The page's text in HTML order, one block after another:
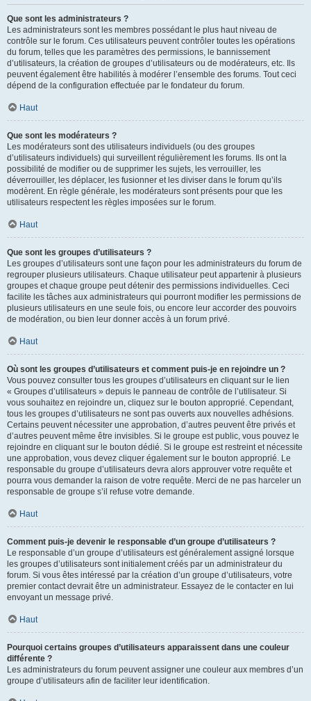
Que sont les administrateurs ?
Les administrateurs sont les membres possédant le plus haut niveau de
contrôle sur le forum. Ces utilisateurs peuvent contrôler toutes les opérations
du forum, telles que les paramètres des permissions, le bannissement
d’utilisateurs, la création de groupes d’utilisateurs ou de modérateurs, etc. Ils
peuvent également être habilités à modérer l’ensemble des forums. Tout ceci
dépend de la configuration effectuée par le fondateur du forum.
Haut
Que sont les modérateurs ?
Les modérateurs sont des utilisateurs individuels (ou des groupes
d’utilisateurs individuels) qui surveillent régulièrement les forums. Ils ont la
possibilité de modifier ou de supprimer les sujets, les verrouiller, les
déverrouiller, les déplacer, les fusionner et les diviser dans le forum qu’ils
modèrent. En règle générale, les modérateurs sont présents pour que les
utilisateurs respectent les règles imposées sur le forum.
Haut
Que sont les groupes d’utilisateurs ?
Les groupes d’utilisateurs sont une façon pour les administrateurs du forum de
regrouper plusieurs utilisateurs. Chaque utilisateur peut appartenir à plusieurs
groupes et chaque groupe peut détenir des permissions individuelles. Ceci
facilite les tâches aux administrateurs qui pourront modifier les permissions de
plusieurs utilisateurs en une seule fois, ou encore leur accorder des pouvoirs
de modération, ou bien leur donner accès à un forum privé.
Haut
Où sont les groupes d’utilisateurs et comment puis-je en rejoindre un ?
Vous pouvez consulter tous les groupes d’utilisateurs en cliquant sur le lien
« Groupes d’utilisateurs » depuis le panneau de contrôle de l’utilisateur. Si
vous souhaitez en rejoindre un, cliquez sur le bouton approprié. Cependant,
tous les groupes d’utilisateurs ne sont pas ouverts aux nouvelles adhésions.
Certains peuvent nécessiter une approbation, d’autres peuvent être privés et
d’autres peuvent même être invisibles. Si le groupe est public, vous pouvez le
rejoindre en cliquant sur le bouton dédié. Si le groupe est restreint et nécessite
une approbation, vous devez cliquer également sur le bouton approprié. Le
responsable du groupe d’utilisateurs devra alors approuver votre requête et
pourra vous demander la raison de votre requête. Merci de ne pas harceler un
responsable de groupe s’il refuse votre demande.
Haut
Comment puis-je devenir le responsable d’un groupe d’utilisateurs ?
Le responsable d’un groupe d’utilisateurs est généralement assigné lorsque
les groupes d’utilisateurs sont initialement créés par un administrateur du
forum. Si vous êtes intéressé par la création d’un groupe d’utilisateurs, votre
premier contact devrait être un administrateur. Essayez de le contacter en lui
envoyant un message privé.
Haut
Pourquoi certains groupes d’utilisateurs apparaissent dans une couleur
différente ?
Les administrateurs du forum peuvent assigner une couleur aux membres d’un
groupe d’utilisateurs afin de faciliter leur identification.